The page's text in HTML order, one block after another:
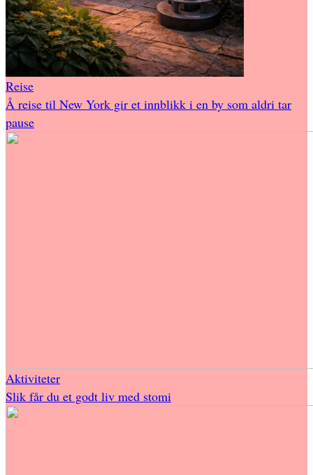
Reise
Å reise til New York gir et innblikk i en by som aldri tar
pause
Aktiviteter
Slik får du et godt liv med stomi